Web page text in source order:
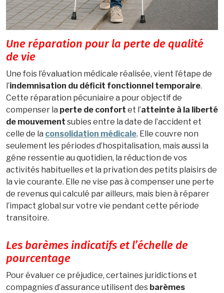
Une réparation pour la perte de qualité
de vie
Une fois l’évaluation médicale réalisée, vient l’étape de
l’indemnisation du déficit fonctionnel temporaire.
Cette réparation pécuniaire a pour objectif de
compenser la perte de confort et l’atteinte à la liberté
de mouvement subies entre la date de l’accident et
celle de la consolidation médicale. Elle couvre non
seulement les périodes d’hospitalisation, mais aussi la
gêne ressentie au quotidien, la réduction de vos
activités habituelles et la privation des petits plaisirs de
la vie courante. Elle ne vise pas à compenser une perte
de revenus qui calculé par ailleurs, mais bien à réparer
l’impact global sur votre vie pendant cette période
transitoire.
Les barèmes indicatifs et l’échelle de
pourcentage
Pour évaluer ce préjudice, certaines juridictions et
compagnies d’assurance utilisent des barèmes